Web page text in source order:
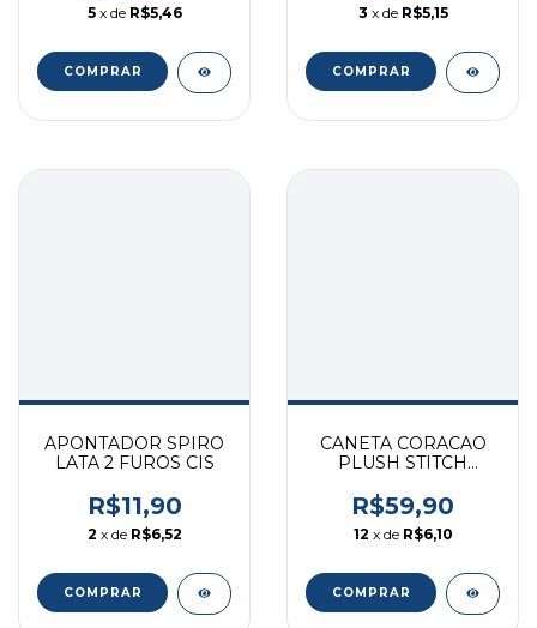
5 x de R$5,46
COMPRAR
3 x de R$5,15
APONTADOR SPIRO
LATA 2 FUROS CIS
R$11,90
2 x de R$6,52
COMPRAR
CANETA CORACAO
PLUSH STITCH
R$59,90
12 x de R$6,10